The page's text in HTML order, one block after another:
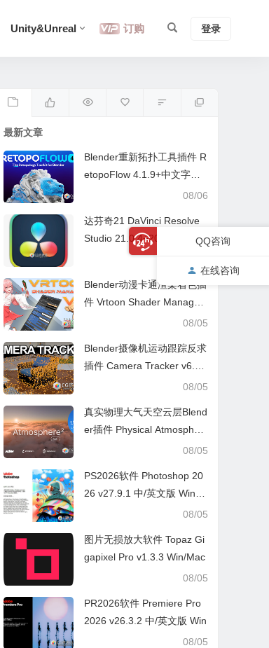
Unity&Unreal 订购 登录
最新文章
Blender重新拓扑工具插件 R
etopoFlow 4.1.9+中文字幕
08/06
达芬奇21 DaVinci Resolve
Studio 21.0.4+20.3.3 中/英
文 Win/Mac
Blender动漫卡通渲染着色插
件 Vrtoon Shader Manager
08/05
Blender摄像机运动跟踪反求
插件 Camera Tracker v6.0.
08/05
真实物理大气天空云层Blend
er插件 Physical Atmospher
08/05
PS2026软件 Photoshop 20
26 v27.9.1 中/英文版 Win/M
08/05
图片无损放大软件 Topaz Gi
gapixel Pro v1.3.3 Win/Mac
08/05
PR2026软件 Premiere Pro
2026 v26.3.2 中/英文版 Win
08/05
QQ咨询
在线咨询